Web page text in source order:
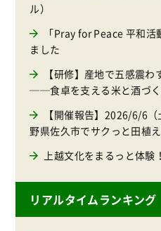
ル）
「Pray for Peace 平和
ました
【研修】産地で五感震
──食卓を支える米と酒づ
【開催報告】2026/6/6
野県佐久市でサクっと田植え
上越文化をまるっと体験
リアルタイムランキング